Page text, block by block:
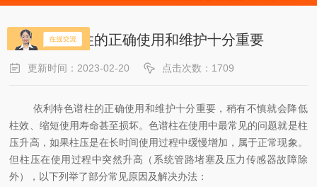
依利特色谱柱的正确使用和维护十分重要
更新时间：2023-02-20 点击次数：1709
依利特色谱柱的正确使用和维护十分重要，稍有不慎就会降低
柱效、缩短使用寿命甚至损坏。色谱柱在使用中最常见的问题就是柱
压升高，如果柱压是在长时间使用过程中缓慢增加，属于正常现象。
但柱压在使用过程中突然升高（系统管路堵塞及压力传感器故障除
外），以下列举了部分常见原因及解决办法：